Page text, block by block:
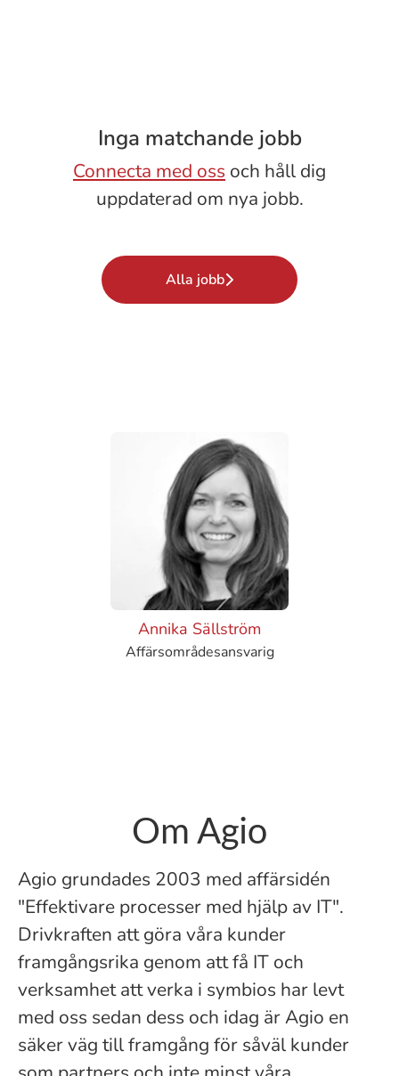
Inga matchande jobb
Connecta med oss och håll dig
uppdaterad om nya jobb.
Alla jobb
Annika Sällström
Affärsområdesansvarig
Om Agio
Agio grundades 2003 med affärsidén
"Effektivare processer med hjälp av IT".
Drivkraften att göra våra kunder
framgångsrika genom att få IT och
verksamhet att verka i symbios har levt
med oss sedan dess och idag är Agio en
säker väg till framgång för såväl kunder